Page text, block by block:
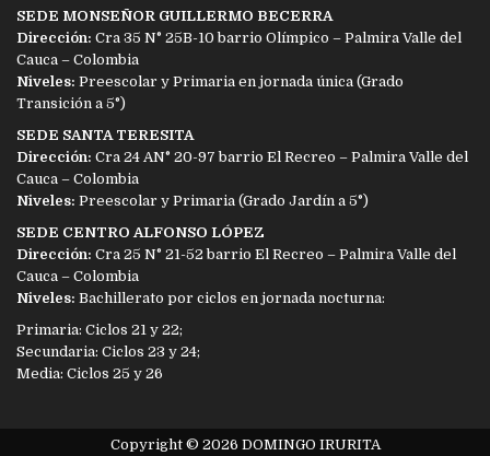
SEDE MONSEÑOR GUILLERMO BECERRA
Dirección: Cra 35 N° 25B-10 barrio Olímpico – Palmira Valle del
Cauca – Colombia
Niveles: Preescolar y Primaria en jornada única (Grado
Transición a 5°)
SEDE SANTA TERESITA
Dirección: Cra 24 AN° 20-97 barrio El Recreo – Palmira Valle del
Cauca – Colombia
Niveles: Preescolar y Primaria (Grado Jardín a 5°)
SEDE CENTRO ALFONSO LÓPEZ
Dirección: Cra 25 N° 21-52 barrio El Recreo – Palmira Valle del
Cauca – Colombia
Niveles: Bachillerato por ciclos en jornada nocturna:
Primaria: Ciclos 21 y 22;
Secundaria: Ciclos 23 y 24;
Media: Ciclos 25 y 26
Copyright © 2026 DOMINGO IRURITA